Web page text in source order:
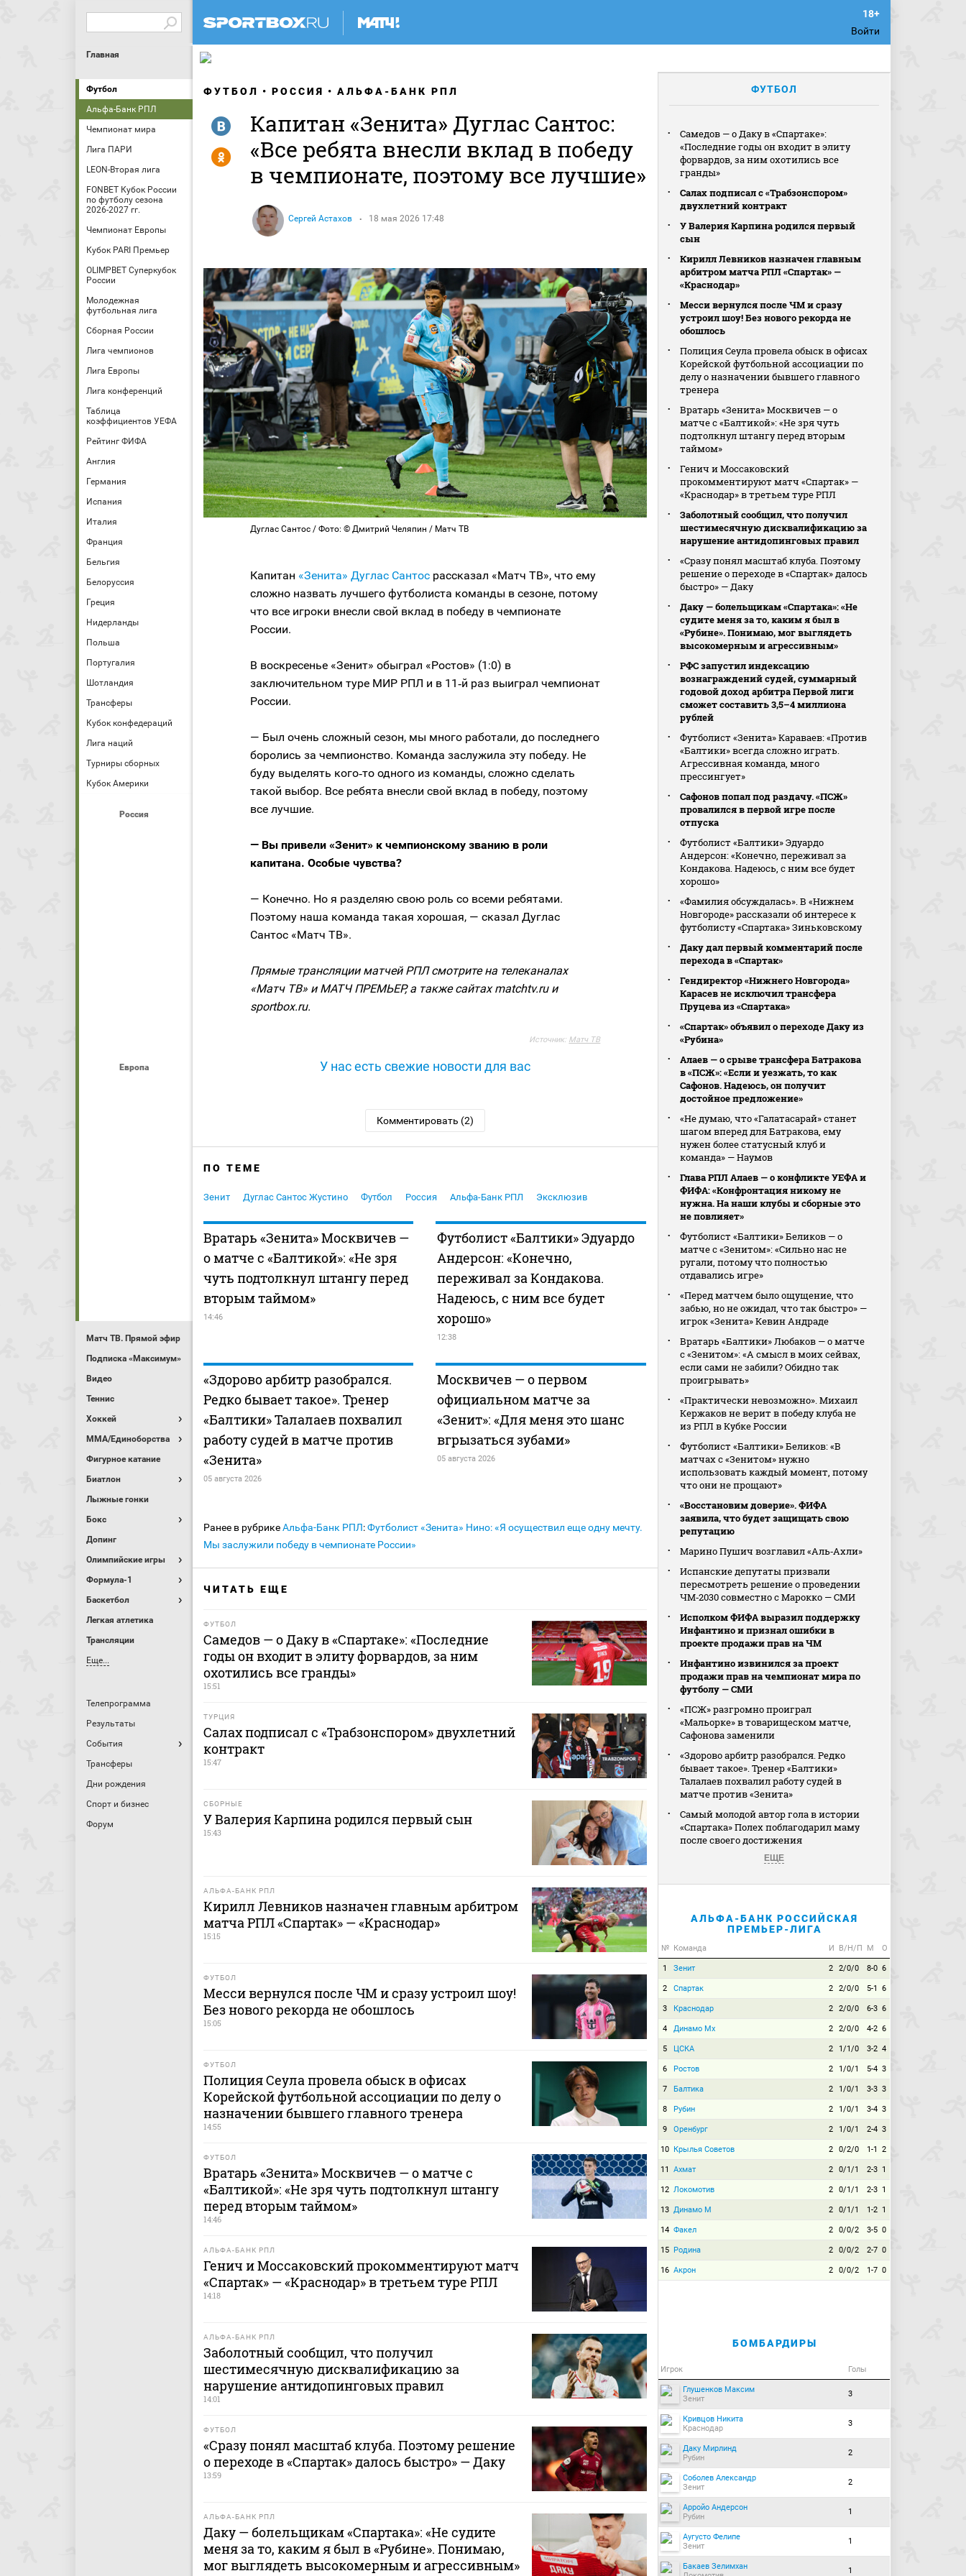
Войти
Главная
Футбол
Альфа-Банк РПЛ
Чемпионат мира
Лига ПАРИ
LEON-Вторая лига
FONBET Кубок России
по футболу сезона
2026-2027 гг.
Чемпионат Европы
Кубок PARI Премьер
OLIMPBET Суперкубок
России
Молодежная
футбольная лига
Сборная России
Лига чемпионов
Лига Европы
Лига конференций
Таблица
коэффициентов УЕФА
Рейтинг ФИФА
Англия
Германия
Испания
Италия
Франция
Бельгия
Белоруссия
Греция
Нидерланды
Польша
Португалия
Шотландия
Трансферы
Кубок конфедераций
Лига наций
Турниры сборных
Кубок Америки
Россия
Европа
Матч ТВ. Прямой эфир
Подписка «Максимум»
Видео
Теннис
Хоккей
MMA/Единоборства
Фигурное катание
Биатлон
Лыжные гонки
Бокс
Допинг
Олимпийские игры
Формула-1
Баскетбол
Легкая атлетика
Трансляции
Еще...
Телепрограмма
Результаты
События
Трансферы
Дни рождения
Спорт и бизнес
Форум
ФУТБОЛ РОССИЯ АЛЬФА-БАНК РПЛ
Капитан «Зенита» Дуглас Сантос:
«Все ребята внесли вклад в победу
в чемпионате, поэтому все лучшие»
Сергей Астахов 18 мая 2026 17:48
R
Y
Дуглас Сантос / Фото: © Дмитрий Челяпин / Матч ТВ
Капитан «Зенита» Дуглас Сантос рассказал «Матч ТВ», что ему
сложно назвать лучшего футболиста команды в сезоне, потому
что все игроки внесли свой вклад в победу в чемпионате
России.
В воскресенье «Зенит» обыграл «Ростов» (1:0) в
заключительном туре МИР РПЛ и в 11‑й раз выиграл чемпионат
России.
— Был очень сложный сезон, мы много работали, до последнего
боролись за чемпионство. Команда заслужила эту победу. Не
буду выделять кого‑то одного из команды, сложно сделать
такой выбор. Все ребята внесли свой вклад в победу, поэтому
все лучшие.
— Вы привели «Зенит» к чемпионскому званию в роли
капитана. Особые чувства?
— Конечно. Но я разделяю свою роль со всеми ребятами.
Поэтому наша команда такая хорошая, — сказал Дуглас
Сантос «Матч ТВ».
Прямые трансляции матчей РПЛ смотрите на телеканалах
«Матч ТВ» и МАТЧ ПРЕМЬЕР, а также сайтах matchtv.ru и
sportbox.ru.
Источник: Матч ТВ
У нас есть свежие новости для вас
Комментировать (2)
ПО ТЕМЕ
Зенит Дуглас Сантос Жустино Футбол Россия Альфа-Банк РПЛ Эксклюзив
Вратарь «Зенита» Москвичев —
о матче с «Балтикой»: «Не зря
чуть подтолкнул штангу перед
вторым таймом»
14:46
Футболист «Балтики» Эдуардо
Андерсон: «Конечно,
переживал за Кондакова.
Надеюсь, с ним все будет
хорошо»
12:38
«Здорово арбитр разобрался.
Редко бывает такое». Тренер
«Балтики» Талалаев похвалил
работу судей в матче против
«Зенита»
05 августа 2026
Москвичев — о первом
официальном матче за
«Зенит»: «Для меня это шанс
вгрызаться зубами»
05 августа 2026
Ранее в рубрикеАльфа-Банк РПЛ:Футболист «Зенита» Нино: «Я осуществил еще одну мечту.
Мы заслужили победу в чемпионате России»
ЧИТАТЬ ЕЩЕ
ФУТБОЛ
Самедов — о Даку в «Спартаке»: «Последние
годы он входит в элиту форвардов, за ним
охотились все гранды»
15:51
ТУРЦИЯ
Салах подписал с «Трабзонспором» двухлетний
контракт
15:47
СБОРНЫЕ
У Валерия Карпина родился первый сын
15:43
АЛЬФА-БАНК РПЛ
Кирилл Левников назначен главным арбитром
матча РПЛ «Спартак» — «Краснодар»
15:15
ФУТБОЛ
Месси вернулся после ЧМ и сразу устроил шоу!
Без нового рекорда не обошлось
15:05
ФУТБОЛ
Полиция Сеула провела обыск в офисах
Корейской футбольной ассоциации по делу о
назначении бывшего главного тренера
14:55
ФУТБОЛ
Вратарь «Зенита» Москвичев — о матче с
«Балтикой»: «Не зря чуть подтолкнул штангу
перед вторым таймом»
14:46
АЛЬФА-БАНК РПЛ
Генич и Моссаковский прокомментируют матч
«Спартак» — «Краснодар» в третьем туре РПЛ
14:18
АЛЬФА-БАНК РПЛ
Заболотный сообщил, что получил
шестимесячную дисквалификацию за
нарушение антидопинговых правил
14:01
ФУТБОЛ
«Сразу понял масштаб клуба. Поэтому решение
о переходе в «Спартак» далось быстро» — Даку
13:59
АЛЬФА-БАНК РПЛ
Даку — болельщикам «Спартака»: «Не судите
меня за то, каким я был в «Рубине». Понимаю,
мог выглядеть высокомерным и агрессивным»
ФУТБОЛ
Самедов — о Даку в «Спартаке»:
«Последние годы он входит в элиту
форвардов, за ним охотились все
гранды»
Салах подписал с «Трабзонспором»
двухлетний контракт
У Валерия Карпина родился первый
сын
Кирилл Левников назначен главным
арбитром матча РПЛ «Спартак» —
«Краснодар»
Месси вернулся после ЧМ и сразу
устроил шоу! Без нового рекорда не
обошлось
Полиция Сеула провела обыск в офисах
Корейской футбольной ассоциации по
делу о назначении бывшего главного
тренера
Вратарь «Зенита» Москвичев — о
матче с «Балтикой»: «Не зря чуть
подтолкнул штангу перед вторым
таймом»
Генич и Моссаковский
прокомментируют матч «Спартак» —
«Краснодар» в третьем туре РПЛ
Заболотный сообщил, что получил
шестимесячную дисквалификацию за
нарушение антидопинговых правил
«Сразу понял масштаб клуба. Поэтому
решение о переходе в «Спартак» далось
быстро» — Даку
Даку — болельщикам «Спартака»: «Не
судите меня за то, каким я был в
«Рубине». Понимаю, мог выглядеть
высокомерным и агрессивным»
РФС запустил индексацию
вознаграждений судей, суммарный
годовой доход арбитра Первой лиги
сможет составить 3,5–4 миллиона
рублей
Футболист «Зенита» Караваев: «Против
«Балтики» всегда сложно играть.
Агрессивная команда, много
прессингует»
Сафонов попал под раздачу. «ПСЖ»
провалился в первой игре после
отпуска
Футболист «Балтики» Эдуардо
Андерсон: «Конечно, переживал за
Кондакова. Надеюсь, с ним все будет
хорошо»
«Фамилия обсуждалась». В «Нижнем
Новгороде» рассказали об интересе к
футболисту «Спартака» Зиньковскому
Даку дал первый комментарий после
перехода в «Спартак»
Гендиректор «Нижнего Новгорода»
Карасев не исключил трансфера
Пруцева из «Спартака»
«Спартак» объявил о переходе Даку из
«Рубина»
Алаев — о срыве трансфера Батракова
в «ПСЖ»: «Если и уезжать, то как
Сафонов. Надеюсь, он получит
достойное предложение»
«Не думаю, что «Галатасарай» станет
шагом вперед для Батракова, ему
нужен более статусный клуб и
команда» — Наумов
Глава РПЛ Алаев — о конфликте УЕФА и
ФИФА: «Конфронтация никому не
нужна. На наши клубы и сборные это
не повлияет»
Футболист «Балтики» Беликов — о
матче с «Зенитом»: «Сильно нас не
ругали, потому что полностью
отдавались игре»
«Перед матчем было ощущение, что
забью, но не ожидал, что так быстро» —
игрок «Зенита» Кевин Андраде
Вратарь «Балтики» Любаков — о матче
с «Зенитом»: «А смысл в моих сейвах,
если сами не забили? Обидно так
проигрывать»
«Практически невозможно». Михаил
Кержаков не верит в победу клуба не
из РПЛ в Кубке России
Футболист «Балтики» Беликов: «В
матчах с «Зенитом» нужно
использовать каждый момент, потому
что они не прощают»
«Восстановим доверие». ФИФА
заявила, что будет защищать свою
репутацию
Марино Пушич возглавил «Аль‑Ахли»
Испанские депутаты призвали
пересмотреть решение о проведении
ЧМ‑2030 совместно с Марокко — СМИ
Исполком ФИФА выразил поддержку
Инфантино и признал ошибки в
проекте продажи прав на ЧМ
Инфантино извинился за проект
продажи прав на чемпионат мира по
футболу — СМИ
«ПСЖ» разгромно проиграл
«Мальорке» в товарищеском матче,
Сафонова заменили
«Здорово арбитр разобрался. Редко
бывает такое». Тренер «Балтики»
Талалаев похвалил работу судей в
матче против «Зенита»
Самый молодой автор гола в истории
«Спартака» Полех поблагодарил маму
после своего достижения
ЕЩЕ
АЛЬФА-БАНК РОССИЙСКАЯ
ПРЕМЬЕР-ЛИГА
№ Команда И В/Н/П М О
1 Зенит 2 2/0/0 8-0 6
2 Спартак 2 2/0/0 5-1 6
3 Краснодар 2 2/0/0 6-3 6
4 Динамо Мх 2 2/0/0 4-2 6
5 ЦСКА 2 1/1/0 3-2 4
6 Ростов 2 1/0/1 5-4 3
7 Балтика 2 1/0/1 3-3 3
8 Рубин 2 1/0/1 3-4 3
9 Оренбург 2 1/0/1 2-4 3
10 Крылья Советов 2 0/2/0 1-1 2
11 Ахмат 2 0/1/1 2-3 1
12 Локомотив 2 0/1/1 2-3 1
13 Динамо М 2 0/1/1 1-2 1
14 Факел 2 0/0/2 3-5 0
15 Родина 2 0/0/2 2-7 0
16 Акрон 2 0/0/2 1-7 0
БОМБАРДИРЫ
Игрок Голы
Глушенков Максим
Зенит
3
Кривцов Никита
Краснодар
3
Даку Мирлинд
Рубин
2
Соболев Александр
Зенит
2
Арройо Андерсон
Рубин
1
Аугусто Фелипе
Зенит
1
Бакаев Зелимхан
1